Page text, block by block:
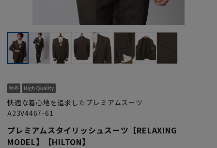
快適な着心地を追求したプレミアムスーツ
A23V4467-61
プレミアムスタイリッシュスーツ【RELAXING
MODEL】【HILTON】